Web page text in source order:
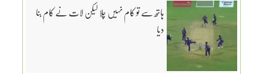
ہاتھ سے تو کام نہیں چلا لیکن لات نے کام بنا
دیا